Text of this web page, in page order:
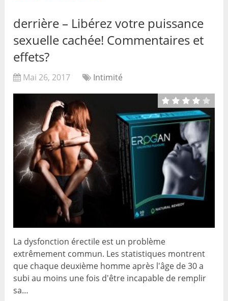
derrière – Libérez votre puissance
sexuelle cachée! Commentaires et
effets?
Mai 26, 2017 Intimité
La dysfonction érectile est un problème
extrêmement commun. Les statistiques montrent
que chaque deuxième homme après l'âge de 30 a
subi au moins une fois d'être incapable de remplir
sa…